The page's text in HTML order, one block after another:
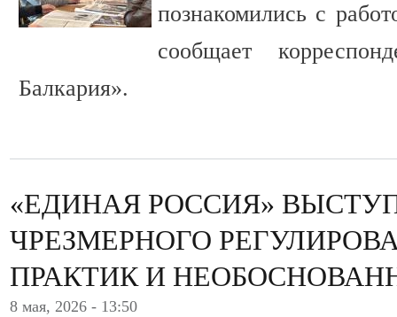
познакомились с
сообщает
Балкария».
«ЕДИНАЯ РОССИЯ»
ЧРЕЗМЕРНОГО
ПРАКТИК И
8 мая, 2026 - 13:50